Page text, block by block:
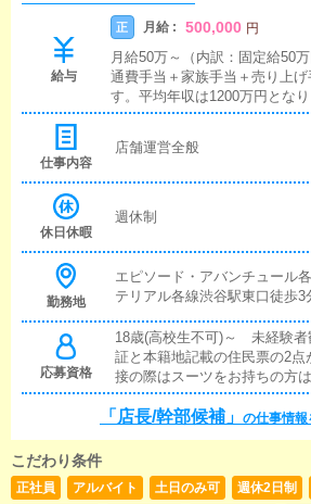
給与
正 月給 : 500,000 円
月給50万～（内訳：固定給50
通費手当＋家族手当＋売り上
す。平均年収は1200万円とな
は店舗の売上により変動しま
日払いも入社初日より可能で
税金だけですのでご安心くだ
仕事内容
店舗運営全般
休日休暇
週休制
勤務地
エピソード・アバンチュール
テリアル各線渋谷駅東口徒歩3
応募資格
18歳(高校生不可)～ 未経験
証と本籍地記載の住民票の2
接の際はスーツをお持ちの方
い。※暴力団関係者の方又は
はお断りいたしております。
「店長/幹部候補」 の仕事情報
こだわり条件
正社員 アルバイト 土日のみ可 週休2日制